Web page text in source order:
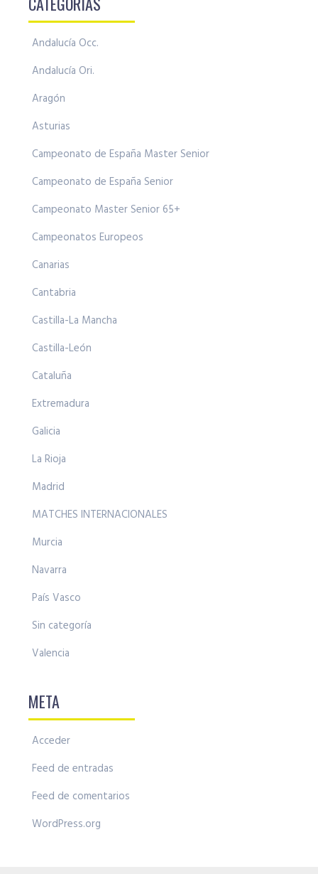
Andalucía Occ.
Andalucía Ori.
Aragón
Asturias
Campeonato de España Master Senior
Campeonato de España Senior
Campeonato Master Senior 65+
Campeonatos Europeos
Canarias
Cantabria
Castilla-La Mancha
Castilla-León
Cataluña
Extremadura
Galicia
La Rioja
Madrid
MATCHES INTERNACIONALES
Murcia
Navarra
País Vasco
Sin categoría
Valencia
META
Acceder
Feed de entradas
Feed de comentarios
WordPress.org